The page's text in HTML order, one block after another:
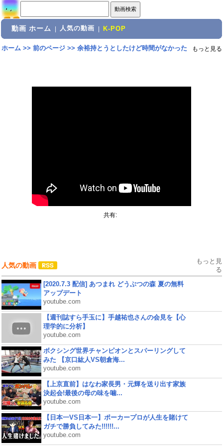
動画 ホーム 人気の動画 K-POP
ホーム>> 前のページ>> 余裕持とうとしたけど時間がなかった もっと見る
共有:
人気の動画
もっと見
る
[2020.7.3 配信] あつまれ どうぶつの森 夏の無料
アップデート
youtube.com
【週刊誌すら手玉に】手越祐也さんの会見を【心
理学的に分析】
youtube.com
ボクシング世界チャンピオンとスパーリングして
みた 【京口紘人VS朝倉海...
youtube.com
【上京直前】はなわ家長男・元輝を送り出す家族
決起会!最後の母の味を噛...
youtube.com
【日本一VS日本一】ポーカープロが人生を賭けて
ガチで勝負してみた!!!!!!...
youtube.com